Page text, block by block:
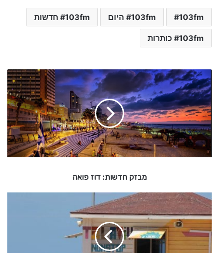
103fm 103fm היום 103fm חדשות
103fm כותרות
ב
ז
ק
ח
ד
ש
ו
ת
פ
ו
א
ה
מבזק חדשות: דוז פואה
ח
ד
ש
ו
ת
ה